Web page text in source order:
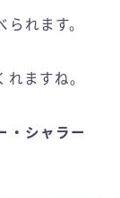
れます。
ますね。
・シャラー